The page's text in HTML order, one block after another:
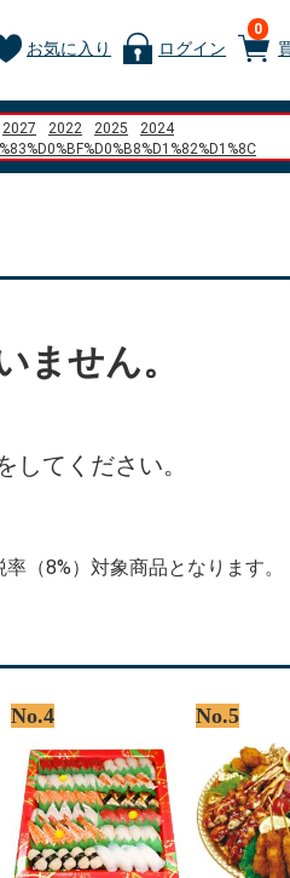
0
お気に入り ログイン
2027 2022 2025
2024
ません。
てください。
（8%）対象商品となります。
No.4 No.5